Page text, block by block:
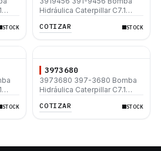
STOCK
Hidráulica Caterpillar C7.1
320D L 330D2 L 330D2
COTIZAR STOCK
STOCK
3973680
3973680 397-3680 Bomba
Hidráulica Caterpillar C7.1
315D L 330D2 L 330D2
COTIZAR STOCK